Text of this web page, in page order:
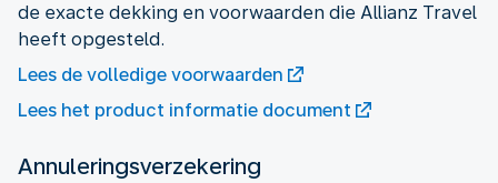
de exacte dekking en voorwaarden die Allianz Travel
heeft opgesteld.
Lees de volledige voorwaarden
Lees het product informatie document
Annuleringsverzekering